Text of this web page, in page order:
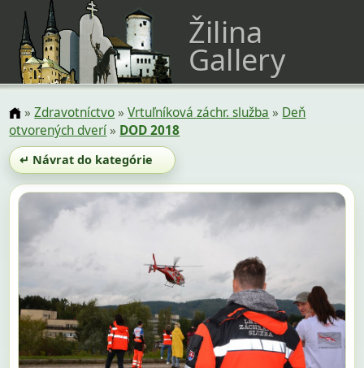
Žilina
Gallery
»Zdravotníctvo»Vrtuľníková záchr. služba » Deň
otvorených dverí» DOD 2018
↵ Návrat do kategórie